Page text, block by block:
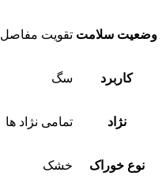
وضعیت سلامت تقویت مفاصل
کاربرد سگ
نژاد تمامی نژاد ها
نوع خوراک خشک